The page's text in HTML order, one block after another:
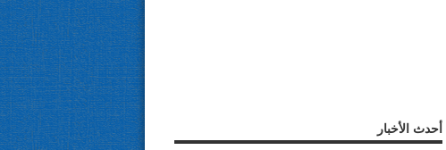
أحدث الأخبار